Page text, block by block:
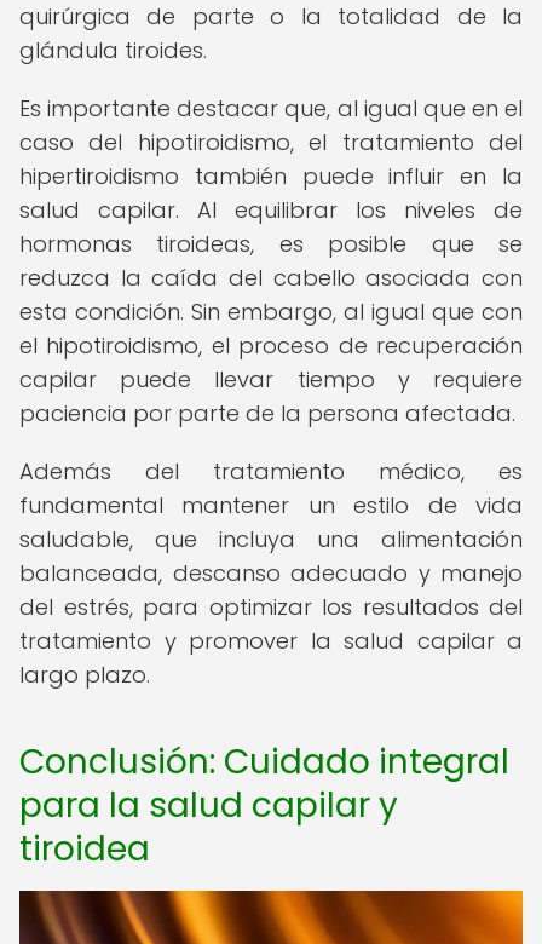
quirúrgica de parte o la totalidad de la
glándula tiroides.
Es importante destacar que, al igual que en el
caso del hipotiroidismo, el tratamiento del
hipertiroidismo también puede influir en la
salud capilar. Al equilibrar los niveles de
hormonas tiroideas, es posible que se
reduzca la caída del cabello asociada con
esta condición. Sin embargo, al igual que con
el hipotiroidismo, el proceso de recuperación
capilar puede llevar tiempo y requiere
paciencia por parte de la persona afectada.
Además del tratamiento médico, es
fundamental mantener un estilo de vida
saludable, que incluya una alimentación
balanceada, descanso adecuado y manejo
del estrés, para optimizar los resultados del
tratamiento y promover la salud capilar a
largo plazo.
Conclusión: Cuidado integral
para la salud capilar y
tiroidea